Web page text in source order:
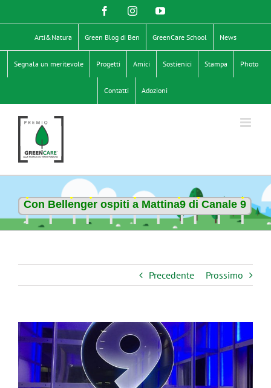
al
contenuto
FacebookInstagramYouTube
Arti&Natura Green Blog di Ben GreenCare School News
Segnala un meritevole Progetti Amici Sostienici Stampa Photo
Contatti Adozioni
Con Bellenger ospiti a Mattina9 di Canale 9
Precedente Prossimo
Ingrandisci
immagine